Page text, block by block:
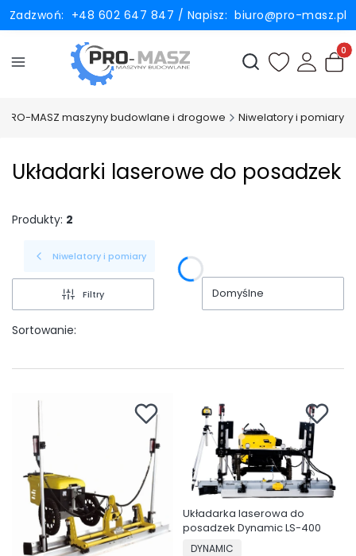
Zadzwoń: +48 602 647 847 / Napisz: biuro@pro-masz.pl
Otwórz
PRO-MASZ maszyny budowlane i drogowe Niwelatory i pomiary
Układarki laserowe do posadzek
Produkty: 2
Niwelatory i pomiary
Filtry
Sortowanie:
Domyślne
Układarka laserowa do
posadzek Dynamic LS-400
PRODUCENT
DYNAMIC